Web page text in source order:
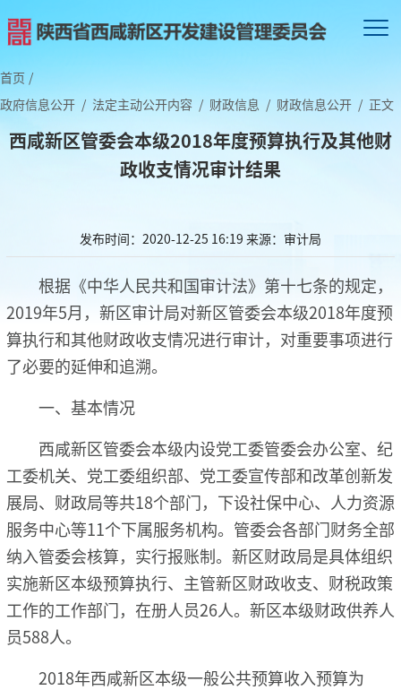
首页 /
政府信息公开 / 法定主动公开内容 / 财政信息 / 财政信息公开 / 正文
西咸新区管委会本级2018年度预算执行及其他财
政收支情况审计结果
发布时间：2020-12-25 16:19 来源：审计局
根据《中华人民共和国审计法》第十七条的规定，
2019年5月，新区审计局对新区管委会本级2018年度预
算执行和其他财政收支情况进行审计，对重要事项进行
了必要的延伸和追溯。
一、基本情况
西咸新区管委会本级内设党工委管委会办公室、纪
工委机关、党工委组织部、党工委宣传部和改革创新发
展局、财政局等共18个部门，下设社保中心、人力资源
服务中心等11个下属服务机构。管委会各部门财务全部
纳入管委会核算，实行报账制。新区财政局是具体组织
实施新区本级预算执行、主管新区财政收支、财税政策
工作的工作部门，在册人员26人。新区本级财政供养人
员588人。
2018年西咸新区本级一般公共预算收入预算为